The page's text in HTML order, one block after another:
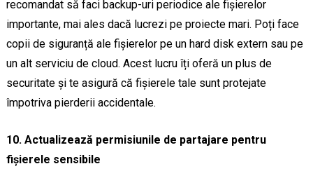
recomandat să faci backup-uri periodice ale fișierelor
importante, mai ales dacă lucrezi pe proiecte mari. Poți face
copii de siguranță ale fișierelor pe un hard disk extern sau pe
un alt serviciu de cloud. Acest lucru îți oferă un plus de
securitate și te asigură că fișierele tale sunt protejate
împotriva pierderii accidentale.
10. Actualizează permisiunile de partajare pentru
fișierele sensibile